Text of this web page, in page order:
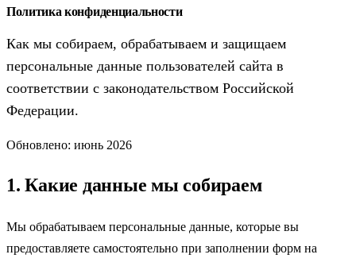
Политика конфиденциальности
Как мы собираем, обрабатываем и защищаем
персональные данные пользователей сайта в
соответствии с законодательством Российской
Федерации.
Обновлено: июнь 2026
1. Какие данные мы собираем
Мы обрабатываем персональные данные, которые вы
предоставляете самостоятельно при заполнении форм на